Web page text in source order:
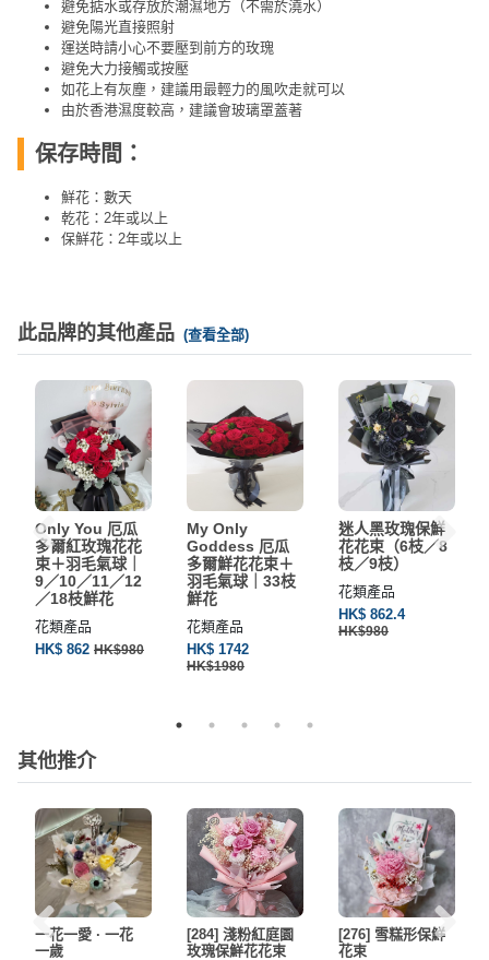
避免掂水或存放於潮濕地方（不需於澆水）
避免陽光直接照射
運送時請小心不要壓到前方的玫瑰
避免大力接觸或按壓
如花上有灰塵，建議用最輕力的風吹走就可以
由於香港濕度較高，建議會玻璃罩蓋著
保存時間：
鮮花：數天
乾花：2年或以上
保鮮花：2年或以上
此品牌的其他產品 (查看全部)
Only You 厄瓜
多爾紅玫瑰花花
束＋羽毛氣球｜
9／10／11／12
／18枝鮮花
花類產品
HK$ 862 HK$980
My Only
Goddess 厄瓜
多爾鮮花花束＋
羽毛氣球｜33枝
鮮花
花類產品
HK$ 1742
HK$1980
迷人黑玫瑰保鮮
花花束（6枝／8
枝／9枝）
花類產品
HK$ 862.4
HK$980
其他推介
一花一愛 · 一花
一歲
[284] 淺粉紅庭園
玫瑰保鮮花花束
[276] 雪糕形保鮮
花束